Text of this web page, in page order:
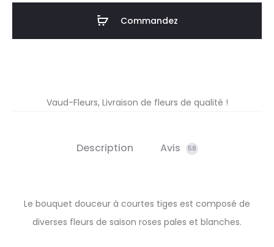
Commandez
Vaud-Fleurs, Livraison de fleurs de qualité !
Description Avis 58
Le bouquet douceur à courtes tiges est composé de
diverses fleurs de saison roses pales et blanches.